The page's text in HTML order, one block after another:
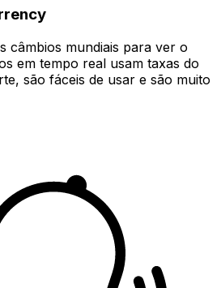
câmbios mundiais para ver o
em tempo real usam taxas do
são fáceis de usar e são muito